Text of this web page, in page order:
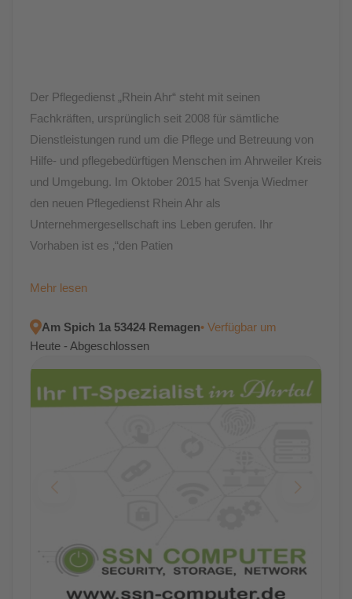
Der Pflegedienst „Rhein Ahr“ steht mit seinen
Fachkräften, ursprünglich seit 2008 für sämtliche
Dienstleistungen rund um die Pflege und Betreuung von
Hilfe- und pflegebedürftigen Menschen im Ahrweiler Kreis
und Umgebung. Im Oktober 2015 hat Svenja Wiedmer
den neuen Pflegedienst Rhein Ahr als
Unternehmergesellschaft ins Leben gerufen. Ihr
Vorhaben ist es ‚“den Patien
Mehr lesen
Am Spich 1a 53424 Remagen• Verfügbar um
Heute - Abgeschlossen